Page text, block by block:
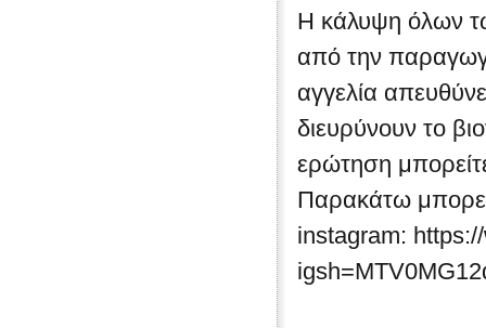
Η κάλυψη όλων
από την
αγγελία
διευρύνουν το
ερώτηση
Παρακάτω
instagram: